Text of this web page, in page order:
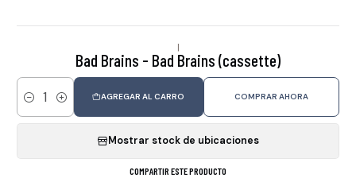
|
Bad Brains - Bad Brains (cassette)
Cantidad
AGREGAR AL CARRO COMPRAR AHORA
Mostrar stock de ubicaciones
COMPARTIR ESTE PRODUCTO